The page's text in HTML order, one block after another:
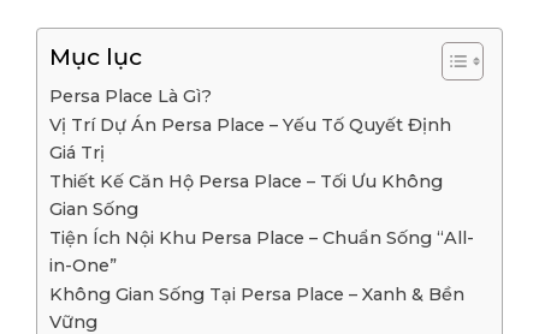
Mục lục
Persa Place Là Gì?
Vị Trí Dự Án Persa Place – Yếu Tố Quyết Định
Giá Trị
Thiết Kế Căn Hộ Persa Place – Tối Ưu Không
Gian Sống
Tiện Ích Nội Khu Persa Place – Chuẩn Sống “All-
in-One”
Không Gian Sống Tại Persa Place – Xanh & Bền
Vững